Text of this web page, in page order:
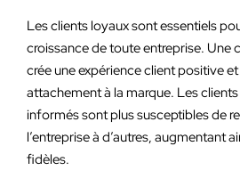
Les clients loyaux sont essentiels
croissance de toute entreprise. Une
crée une expérience client positive
attachement à la marque. Les
informés sont plus susceptibles de
l’entreprise à d’autres, augmentant
fidèles.